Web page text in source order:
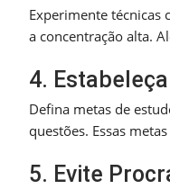
Experimente técnicas
a concentração alta.
4.
Defina metas de
questões. Essas
5. Evite